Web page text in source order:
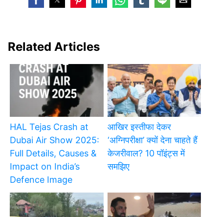
Related Articles
HAL Tejas Crash at
Dubai Air Show 2025:
Full Details, Causes &
Impact on India’s
Defence Image
आखिर इस्तीफा देकर
‘अग्निपरीक्षा’ क्यों देना चाहते हैं
केजरीवाल? 10 पॉइंट्स में
समझिए